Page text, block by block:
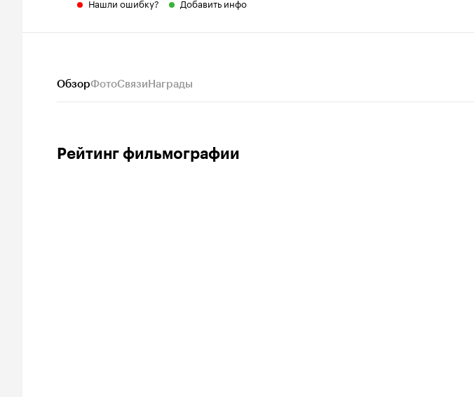
Нашли ошибку? Добавить инфо
ОбзорФотоСвязиНаграды
Рейтинг фильмографии